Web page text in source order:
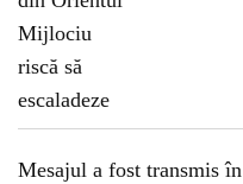
Mesajul a fost transmis